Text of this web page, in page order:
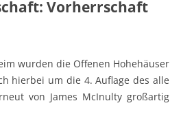
Vorherrschaft
wurden die Offenen Hohehäuser
hierbei um die 4. Auflage des alle
von James McInulty großartig